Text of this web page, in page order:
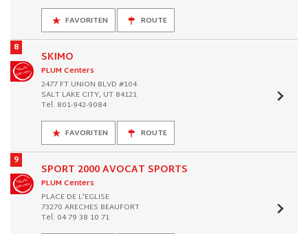
FAVORITEN ROUTE
8
SKIMO
PLUM Centers
2477 FT UNION BLVD #104
SALT LAKE CITY, UT 84121
Tel. 801-942-9084
FAVORITEN ROUTE
9
SPORT 2000 AVOCAT SPORTS
PLUM Centers
PLACE DE L'EGLISE
73270 ARECHES BEAUFORT
Tel. 04 79 38 10 71